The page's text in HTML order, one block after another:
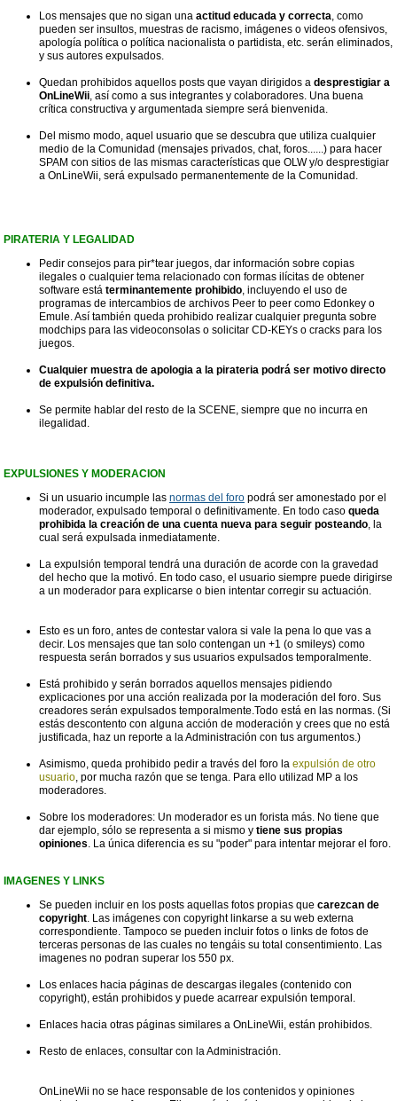
Los mensajes que no sigan una actitud educada y correcta, como
pueden ser insultos, muestras de racismo, imágenes o videos ofensivos,
apología política o política nacionalista o partidista, etc. serán eliminados,
y sus autores expulsados.
Quedan prohibidos aquellos posts que vayan dirigidos a desprestigiar a
OnLineWii, así como a sus integrantes y colaboradores. Una buena
crítica constructiva y argumentada siempre será bienvenida.
Del mismo modo, aquel usuario que se descubra que utiliza cualquier
medio de la Comunidad (mensajes privados, chat, foros......) para hacer
SPAM con sitios de las mismas características que OLW y/o desprestigiar
a OnLineWii, será expulsado permanentemente de la Comunidad.
PIRATERIA Y LEGALIDAD
Pedir consejos para pir*tear juegos, dar información sobre copias
ilegales o cualquier tema relacionado con formas ilícitas de obtener
software está terminantemente prohibido, incluyendo el uso de
programas de intercambios de archivos Peer to peer como Edonkey o
Emule. Así también queda prohibido realizar cualquier pregunta sobre
modchips para las videoconsolas o solicitar CD-KEYs o cracks para los
juegos.
Cualquier muestra de apologia a la pirateria podrá ser motivo directo
de expulsión definitiva.
Se permite hablar del resto de la SCENE, siempre que no incurra en
ilegalidad.
EXPULSIONES Y MODERACION
Si un usuario incumple las normas del foro podrá ser amonestado por el
moderador, expulsado temporal o definitivamente. En todo caso queda
prohibida la creación de una cuenta nueva para seguir posteando, la
cual será expulsada inmediatamente.
La expulsión temporal tendrá una duración de acorde con la gravedad
del hecho que la motivó. En todo caso, el usuario siempre puede dirigirse
a un moderador para explicarse o bien intentar corregir su actuación.
Esto es un foro, antes de contestar valora si vale la pena lo que vas a
decir. Los mensajes que tan solo contengan un +1 (o smileys) como
respuesta serán borrados y sus usuarios expulsados temporalmente.
Está prohibido y serán borrados aquellos mensajes pidiendo
explicaciones por una acción realizada por la moderación del foro. Sus
creadores serán expulsados temporalmente.Todo está en las normas. (Si
estás descontento con alguna acción de moderación y crees que no está
justificada, haz un reporte a la Administración con tus argumentos.)
Asimismo, queda prohibido pedir a través del foro la expulsión de otro
usuario, por mucha razón que se tenga. Para ello utilizad MP a los
moderadores.
Sobre los moderadores: Un moderador es un forista más. No tiene que
dar ejemplo, sólo se representa a si mismo y tiene sus propias
opiniones. La única diferencia es su "poder" para intentar mejorar el foro.
IMAGENES Y LINKS
Se pueden incluir en los posts aquellas fotos propias que carezcan de
copyright. Las imágenes con copyright linkarse a su web externa
correspondiente. Tampoco se pueden incluir fotos o links de fotos de
terceras personas de las cuales no tengáis su total consentimiento. Las
imagenes no podran superar los 550 px.
Los enlaces hacia páginas de descargas ilegales (contenido con
copyright), están prohibidos y puede acarrear expulsión temporal.
Enlaces hacia otras páginas similares a OnLineWii, están prohibidos.
Resto de enlaces, consultar con la Administración.
OnLineWii no se hace responsable de los contenidos y opiniones